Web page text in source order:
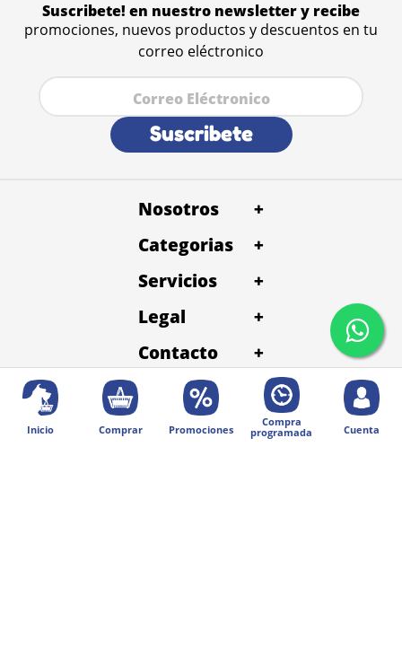
Inicio Comprar Promociones
Compra
programada
Cuenta
Suscribete! en nuestro newsletter y recibe
promociones, nuevos productos y descuentos en tu
correo eléctronico
Suscribete
Nosotros
+
Categorias
+
Servicios
+
Legal
+
Contacto
+